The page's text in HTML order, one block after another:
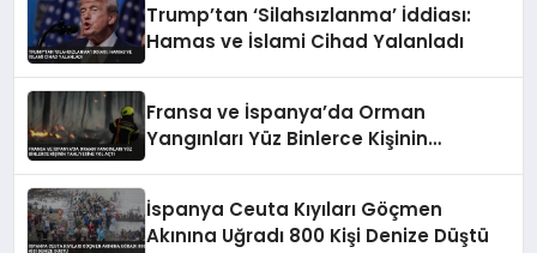
Trump’tan ‘Silahsızlanma’ İddiası:
Hamas ve İslami Cihad Yalanladı
Fransa ve İspanya’da Orman
Yangınları Yüz Binlerce Kişinin
İspanya Ceuta Kıyıları Göçmen
Akınına Uğradı 800 Kişi Denize Düştü